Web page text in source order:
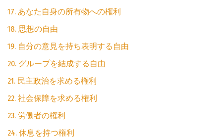
17. あなた自身の所有物への権利
18. 思想の自由
19. 自分の意見を持ち表明する自由
20. グループを結成する自由
21. 民主政治を求める権利
22. 社会保障を求める権利
23. 労働者の権利
24. 休息を持つ権利